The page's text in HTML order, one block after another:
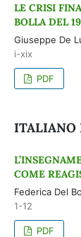
LE CRISI
BOLLA DEL
Giuseppe De
i-xix
PDF
ITALIANO
COME
Federica Del
1-12
PDF